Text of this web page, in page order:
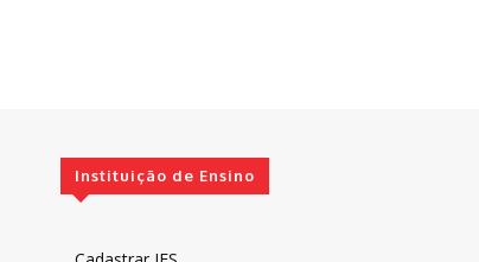
Instituição de Ensino